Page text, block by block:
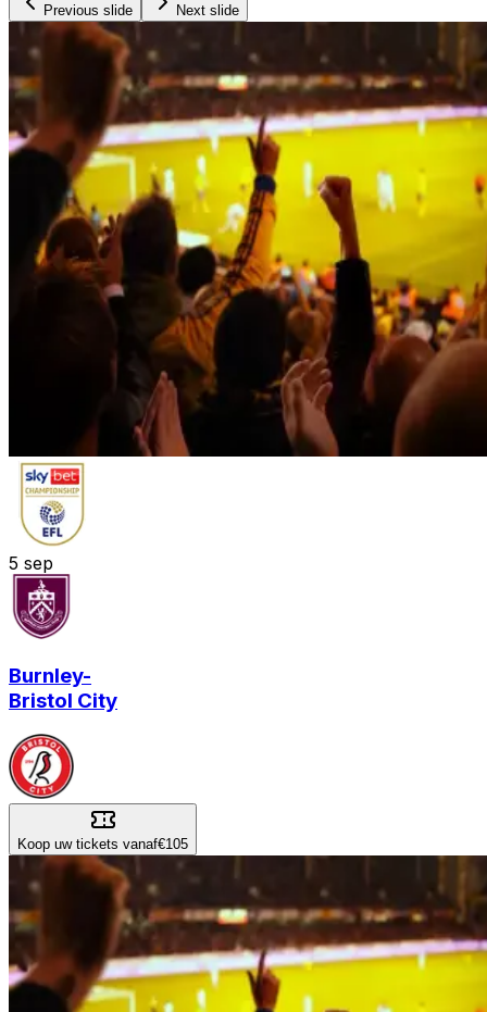
Previous slide Next slide
5 sep
Burnley-
Bristol City
Koop uw tickets vanaf€105